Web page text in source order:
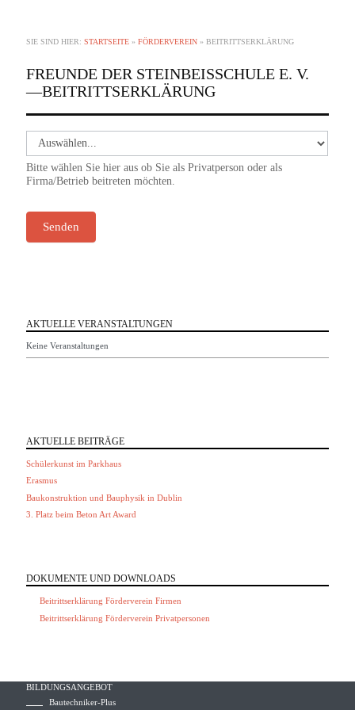
SIE SIND HIER:STARTSEITE »FÖRDERVEREIN »BEITRITTSERKLÄRUNG
FREUNDE DER STEINBEISSCHULE E. V.
—BEITRITTSERKLÄRUNG
Beitrittserklärung
Bitte wählen Sie hier aus ob Sie als Privatperson oder als
Firma/Betrieb beitreten möchten.
Senden
AKTUELLE VERANSTALTUNGEN
Keine Veranstaltungen
AKTUELLE BEITRÄGE
Schülerkunst im Parkhaus
Erasmus
Baukonstruktion und Bauphysik in Dublin
3. Platz beim Beton Art Award
DOKUMENTE UND DOWNLOADS
Beitrittserklärung Förderverein Firmen
Beitrittserklärung Förderverein Privatpersonen
BILDUNGSANGEBOT
Bautechniker-Plus